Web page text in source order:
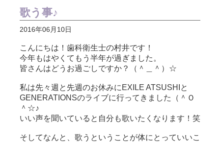
歌う事♪
2016年06月10日
こんにちは！歯科衛生士の村井です！
今年もはやくてもう半年が過ぎました。
皆さんはどうお過ごしですか？（＾＿＾）☆
私は先々週と先週のお休みにEXILE ATSUSHIと
GENERATIONSのライブに行ってきました（＾Ｏ
＾☆♪
いい声を聞いていると自分も歌いたくなります！笑
そしてなんと、歌うということが体にとっていいこ